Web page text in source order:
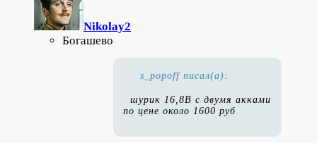
Nikolay2
Богашево
s_popoff писал(а):
шурик 16,8В с двумя акками
по цене около 1600 руб